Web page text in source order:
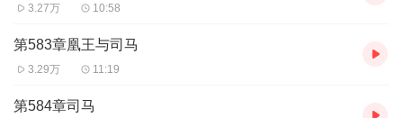
3.27万 10:58
第583章凰王与司马
3.29万 11:19
第584章司马